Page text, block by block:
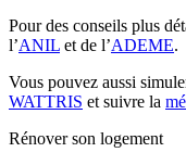
Pour des conseils plus
l’ANIL et de l’ADEME.
Vous pouvez aussi
WATTRIS et suivre la
Rénover son logement